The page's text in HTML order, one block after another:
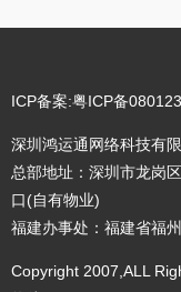
ICP备案:粤ICP备
深圳鸿运通网络科技有
总部地址：深圳市龙岗
口(自有物业)
福建办事处：福建省福
Copyright 2007,ALL